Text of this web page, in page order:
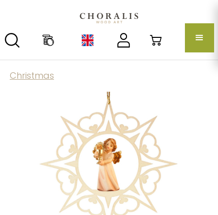
Christmas